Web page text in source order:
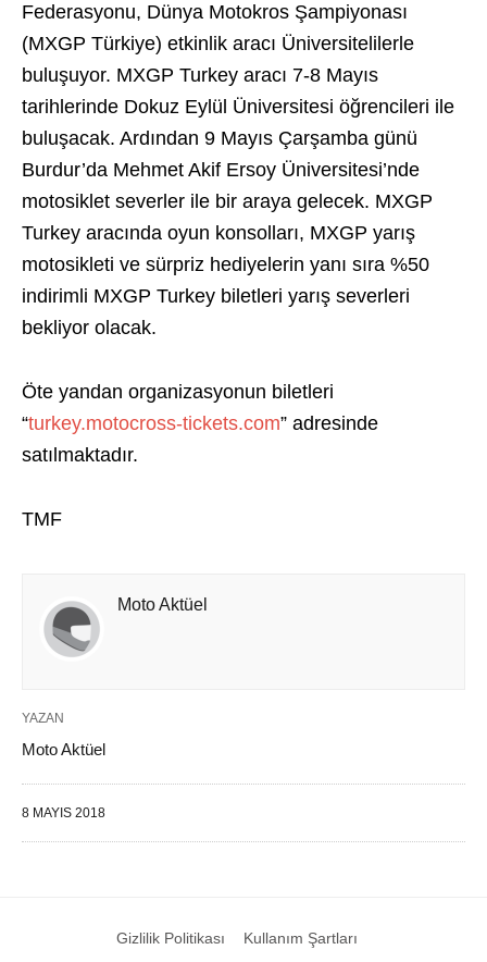
Federasyonu, Dünya Motokros Şampiyonası
(MXGP Türkiye) etkinlik aracı Üniversitelilerle
buluşuyor. MXGP Turkey aracı 7-8 Mayıs
tarihlerinde Dokuz Eylül Üniversitesi öğrencileri ile
buluşacak. Ardından 9 Mayıs Çarşamba günü
Burdur’da Mehmet Akif Ersoy Üniversitesi’nde
motosiklet severler ile bir araya gelecek. MXGP
Turkey aracında oyun konsolları, MXGP yarış
motosikleti ve sürpriz hediyelerin yanı sıra %50
indirimli MXGP Turkey biletleri yarış severleri
bekliyor olacak.
Öte yandan organizasyonun biletleri
“turkey.motocross-tickets.com” adresinde
satılmaktadır.
TMF
Moto Aktüel
YAZAN
Moto Aktüel
8 MAYIS 2018
Gizlilik Politikası Kullanım Şartları